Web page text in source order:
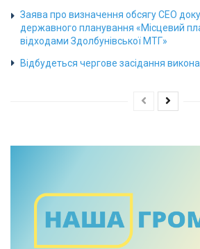
Заява про визначення обсягу СЕО
державного планування «Місцевий
відходами Здолбунівської МТГ»
Відбудеться чергове засідання